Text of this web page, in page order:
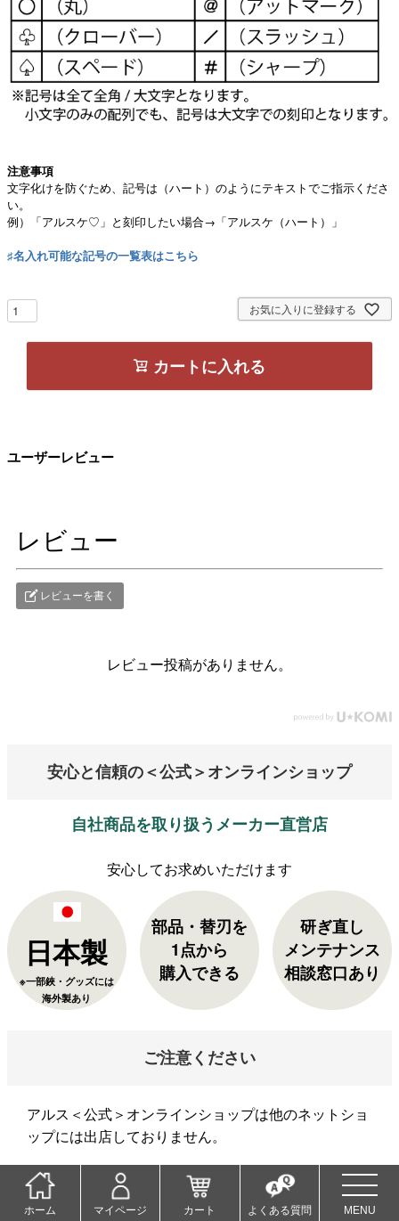
注意事項
文字化けを防ぐため、記号は（ハート）のようにテキストでご指示くださ
い。
例）「アルスケ♡」と刻印したい場合→「アルスケ（ハート）」
♯名入れ可能な記号の一覧表はこちら
お気に入りに登録する
カートに入れる
ユーザーレビュー
レビュー
レビューを書く
レビュー投稿がありません。
安心と信頼の＜公式＞オンラインショップ
自社商品を取り扱うメーカー直営店
日本製
※一部鋏・グッズには
海外製あり
部品・替刃を
1点から
購入できる
研ぎ直し
メンテナンス
相談窓口あり
ご注意ください
アルス＜公式＞オンラインショップは他のネットショ
ップには出店しておりません。
当店以外でご購入された商品の返品・交換は承れませ
ん。ご了承くださいませ。
ホーム マイページ カート よくある質問 MENU